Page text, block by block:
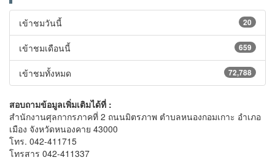
20
เข้าชมวันนี้
659
เข้าชมเดือนนี้
72,788
เข้าชมทั้งหมด
สอบถามข้อมูลเพิ่มเติมได้ที่ :
สำนักงานศุลกากรภาคที่ 2 ถนนมิตรภาพ ตำบลหนองกอมเกาะ อำเภอ
เมือง จังหวัดหนองคาย 43000
โทร. 042-411715
โทรสาร 042-411337